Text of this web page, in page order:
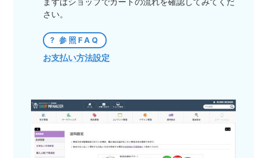
さい。
参照FAQ
お支払い方法設定